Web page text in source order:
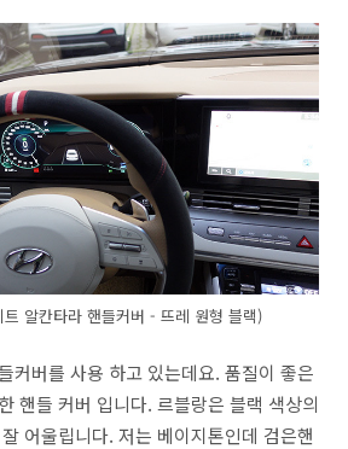
알칸타라 핸들커버 - 뜨레 원형 블랙)
커버를 사용 하고 있는데요. 품질이 좋은
핸들 커버 입니다. 르블랑은 블랙 색상의
어울립니다. 저는 베이지톤인데 검은핸